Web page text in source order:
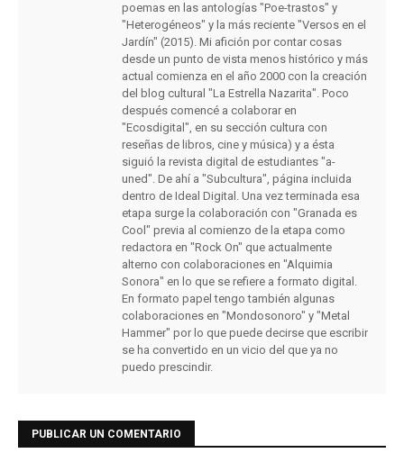
poemas en las antologías "Poe-trastos" y
"Heterogéneos" y la más reciente "Versos en el
Jardín" (2015). Mi afición por contar cosas
desde un punto de vista menos histórico y más
actual comienza en el año 2000 con la creación
del blog cultural "La Estrella Nazarita". Poco
después comencé a colaborar en
"Ecosdigital", en su sección cultura con
reseñas de libros, cine y música) y a ésta
siguió la revista digital de estudiantes "a-
uned". De ahí a "Subcultura", página incluida
dentro de Ideal Digital. Una vez terminada esa
etapa surge la colaboración con "Granada es
Cool" previa al comienzo de la etapa como
redactora en "Rock On" que actualmente
alterno con colaboraciones en "Alquimia
Sonora" en lo que se refiere a formato digital.
En formato papel tengo también algunas
colaboraciones en "Mondosonoro" y "Metal
Hammer" por lo que puede decirse que escribir
se ha convertido en un vicio del que ya no
puedo prescindir.
PUBLICAR UN COMENTARIO